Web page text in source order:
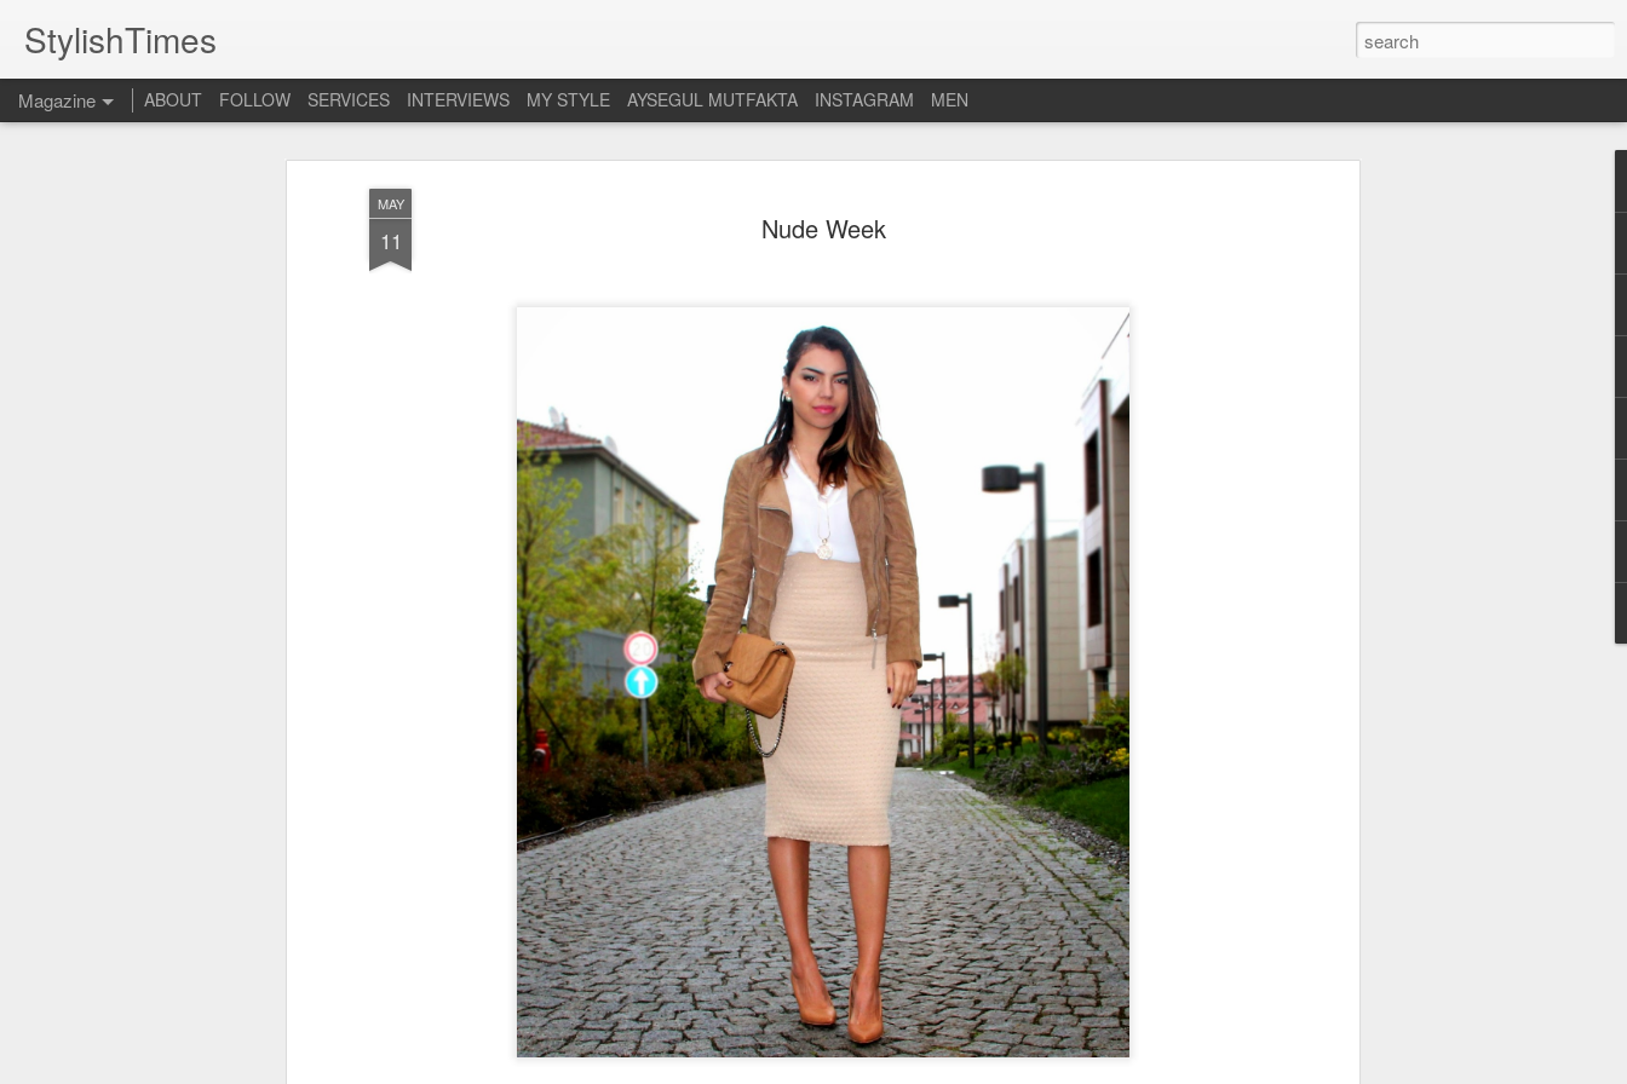
MAY
11 Nude Week
StylishTimes
Magazine ABOUT FOLLOW SERVICES INTERVIEWS MY STYLE AYSEGUL MUTFAKTA INSTAGRAM MEN
8
cevap
derinlikleri olan bir uzmanlık alanı. Biz tüketiciler için ise tüm
bunların üzerine bir de maruz kaldığımız bilgi kirliliği eklenince
cildimize ne yaptırmalıyız? Hangi ürünler gerçekten faydalı? gibi
konularda bazen ne yapacağımızı şaşırıyoruz. Ben sizlere gerek
buradaki yazılarımdan gerekse instagram'daki paylaşımlarımdan
kendi günlük cilt bakımı rutinimi ve gerçekten fayda gördüğüm
ürünleri paylaşıyorum. Ancak güzel bir cildin ilk adımı derinlemesine
temizleme ve bu konuda da, yıllardır cildimi emanet ettiğim uzman
Emine Saraç. Kendisi devamlı araştıran, her cilde ihtiyacı
doğrultusunda işlem yapan ve çok kişinin tedavi edemediği cilt
sorunlarını dahi düzeltebilen çok çok başarılı bir uzman. Ayrıca bazı
ilaçlarını da kendi yapıyor yani içeriklere de çok hakim, o yüzden
hastalarına uyguladığı yeni yöntemleri ince ince araştırıp ancak
uygun bulursa kliniğine getiren bir insan. Sizlerden en çok gelen
soruları kendisine yönelttim, o da detaylıca cevapladı. İyi okumalar
:)